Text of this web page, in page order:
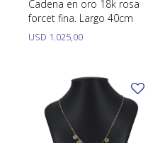
Cadena en oro 18k rosa
forcet fina. Largo 40cm
USD 1.025,00